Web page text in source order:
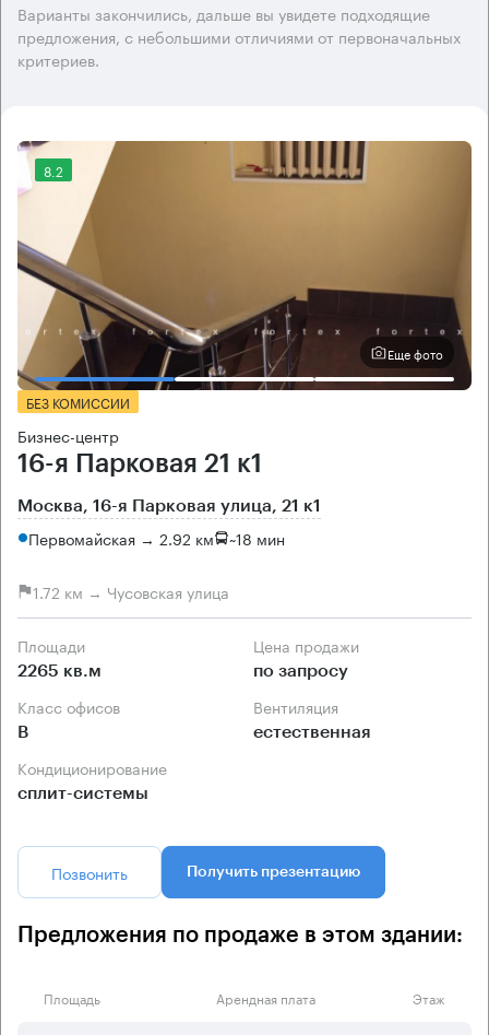
Варианты закончились, дальше вы увидете подходящие
предложения, с небольшими отличиями от первоначальных
критериев.
8.2
Еще фото
БЕЗ КОМИССИИ
Бизнес-центр
16-я Парковая 21 к1
Москва, 16-я Парковая улица, 21 к1
Первомайская → 2.92 км ~18 мин
1.72 км → Чусовская улица
Площади
2265 кв.м
Цена продажи
по запросу
Класс офисов
B
Вентиляция
естественная
Кондиционирование
сплит-системы
Позвонить Получить презентацию
Предложения по продаже в этом здании:
Площадь Арендная плата Этаж